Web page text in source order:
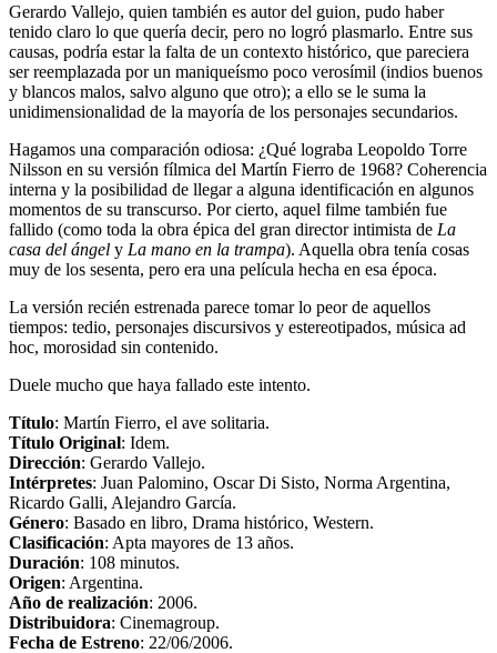
Gerardo Vallejo, quien también es autor del guion, pudo haber
tenido claro lo que quería decir, pero no logró plasmarlo. Entre sus
causas, podría estar la falta de un contexto histórico, que pareciera
ser reemplazada por un maniqueísmo poco verosímil (indios buenos
y blancos malos, salvo alguno que otro); a ello se le suma la
unidimensionalidad de la mayoría de los personajes secundarios.
Hagamos una comparación odiosa: ¿Qué lograba Leopoldo Torre
Nilsson en su versión fílmica del Martín Fierro de 1968? Coherencia
interna y la posibilidad de llegar a alguna identificación en algunos
momentos de su transcurso. Por cierto, aquel filme también fue
fallido (como toda la obra épica del gran director intimista de La
casa del ángel y La mano en la trampa). Aquella obra tenía cosas
muy de los sesenta, pero era una película hecha en esa época.
La versión recién estrenada parece tomar lo peor de aquellos
tiempos: tedio, personajes discursivos y estereotipados, música ad
hoc, morosidad sin contenido.
Duele mucho que haya fallado este intento.
Título: Martín Fierro, el ave solitaria.
Título Original: Idem.
Dirección: Gerardo Vallejo.
Intérpretes: Juan Palomino, Oscar Di Sisto, Norma Argentina,
Ricardo Galli, Alejandro García.
Género: Basado en libro, Drama histórico, Western.
Clasificación: Apta mayores de 13 años.
Duración: 108 minutos.
Origen: Argentina.
Año de realización: 2006.
Distribuidora: Cinemagroup.
Fecha de Estreno: 22/06/2006.